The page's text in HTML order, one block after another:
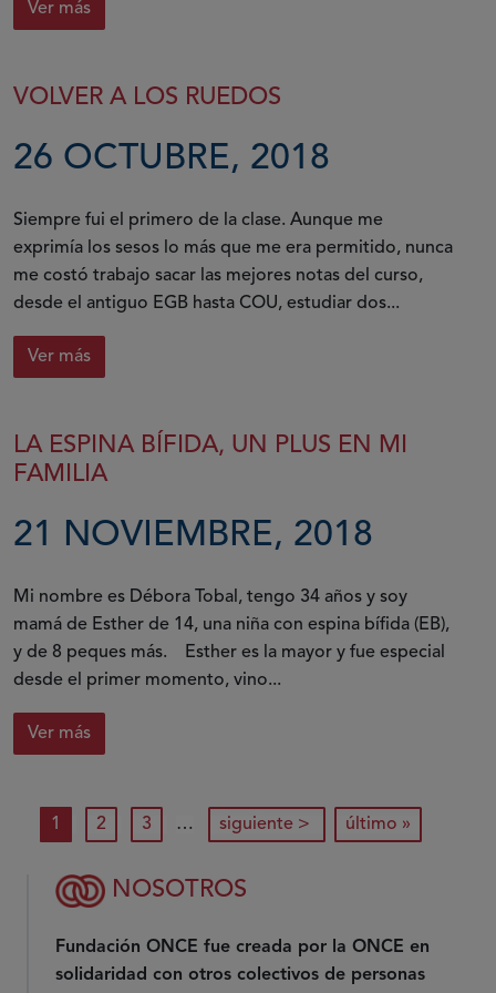
Ver más
VOLVER A LOS RUEDOS
26 OCTUBRE, 2018
Siempre fui el primero de la clase. Aunque me
exprimía los sesos lo más que me era permitido, nunca
me costó trabajo sacar las mejores notas del curso,
desde el antiguo EGB hasta COU, estudiar dos...
Ver más
LA ESPINA BÍFIDA, UN PLUS EN MI
FAMILIA
21 NOVIEMBRE, 2018
Mi nombre es Débora Tobal, tengo 34 años y soy
mamá de Esther de 14, una niña con espina bífida (EB),
y de 8 peques más. Esther es la mayor y fue especial
desde el primer momento, vino...
Ver más
Paginación
página actual
1 página
2 página
3 … siguiente página
siguiente > última página
último »
NOSOTROS
Fundación ONCE fue creada por la ONCE en
solidaridad con otros colectivos de personas